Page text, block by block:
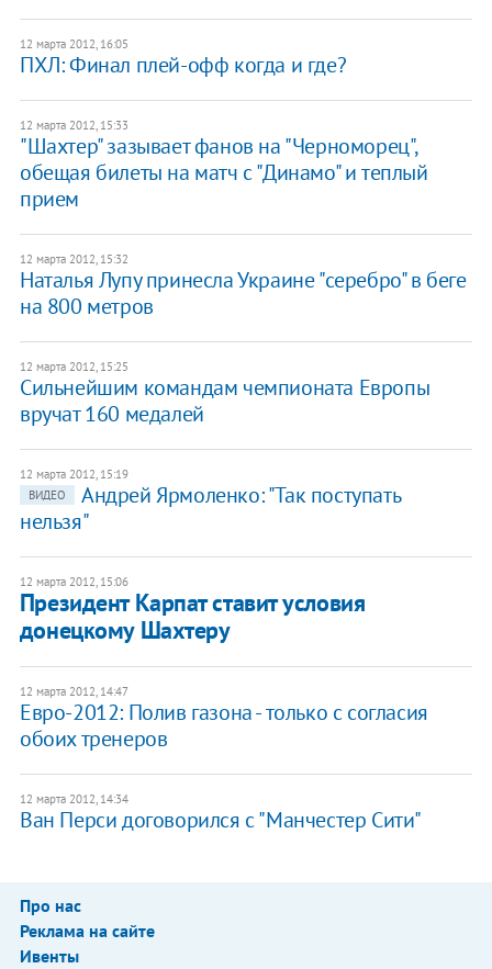
12 марта 2012, 16:05
ПХЛ: Финал плей-офф когда и где?
12 марта 2012, 15:33
"Шахтер" зазывает фанов на "Черноморец",
обещая билеты на матч с "Динамо" и теплый
прием
12 марта 2012, 15:32
Наталья Лупу принесла Украине "серебро" в беге
на 800 метров
12 марта 2012, 15:25
Сильнейшим командам чемпионата Европы
вручат 160 медалей
12 марта 2012, 15:19
ВИДЕО
Андрей Ярмоленко: "Так поступать
нельзя"
12 марта 2012, 15:06
Президент Карпат ставит условия
донецкому Шахтеру
12 марта 2012, 14:47
Евро-2012: Полив газона - только с согласия
обоих тренеров
12 марта 2012, 14:34
​​Ван Перси договорился с "Манчестер Сити"
Про нас
Реклама на сайте
Ивенты